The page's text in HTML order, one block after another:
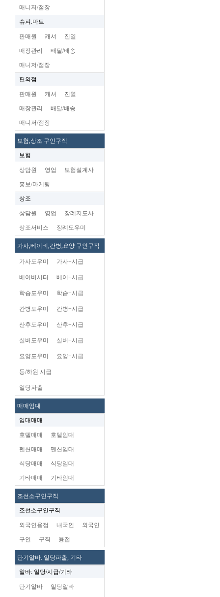
매니저/점장
슈펴.마트
판매원 캐셔 진열
매장관리 배달/배송
매니저/점장
편의점
판매원 캐셔 진열
매장관리 배달/배송
매니저/점장
보험,상조 구인구직
보험
상담원 영업 보험설계사
홍보/마케팅
상조
상담원 영업 장례지도사
상조서비스 장례도우미
가사,베이비,간병,요양 구인구직
가사도우미 가사+시급
베이비시터 베이+시급
학습도우미 학습+시급
간병도우미 간병+시급
산후도우미 산후+시급
실버도우미 실버+시급
요양도우미 요양+시급
등/하원 시급
일당파출
매매임대
임대매매
호텔매매 호텔임대
펜션매매 펜션임대
식당매매 식당임대
기타매매 기타임대
조선소구인구직
조선소구인구직
외국인용접 내국인 외국인
구인 구직 용접
단기알바. 일당파출, 기타
알바: 일당/시급/기타
단기알바 일당알바